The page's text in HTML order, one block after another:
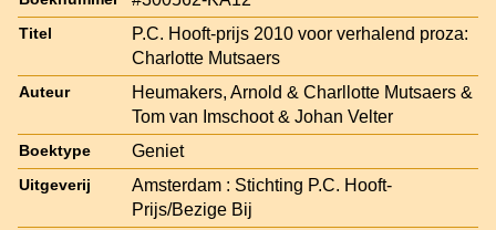
Titel
P.C. Hooft-prijs 2010 voor verhalend proza:
Charlotte Mutsaers
Auteur
Heumakers, Arnold & Charllotte Mutsaers &
Tom van Imschoot & Johan Velter
Boektype Geniet
Uitgeverij
Amsterdam : Stichting P.C. Hooft-
Prijs/Bezige Bij